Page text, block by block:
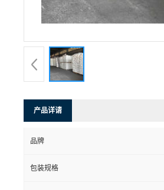
产品详请
品牌
包装规格